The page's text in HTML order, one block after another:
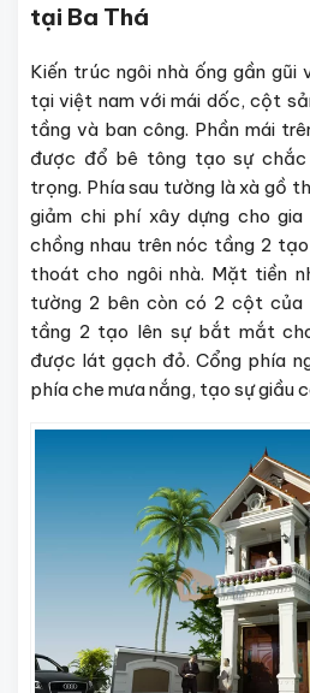
tại Ba Thá
Kiến trúc ngôi nhà ống gần gũi
tại việt nam với mái dốc, cột
tầng và ban công. Phần mái
được đổ bê tông tạo sự
trọng. Phía sau tường là xà gồ
giảm chi phí xây dựng cho
chồng nhau trên nóc tầng 2
thoát cho ngôi nhà. Mặt tiền
tường 2 bên còn có 2 cột của
tầng 2 tạo lên sự bắt mắt
được lát gạch đỏ. Cổng phía
phía che mưa nắng, tạo sự giầu